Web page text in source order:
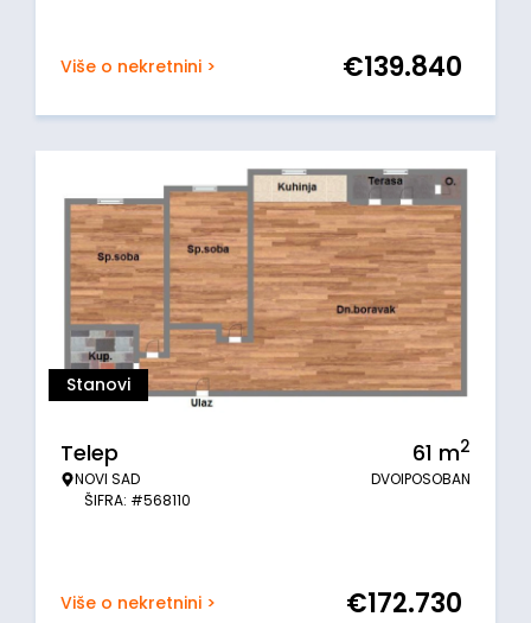
Više o nekretnini > €139.840
Stanovi
Telep
NOVI SAD
ŠIFRA: #568110
61 m2
DVOIPOSOBAN
Više o nekretnini > €172.730